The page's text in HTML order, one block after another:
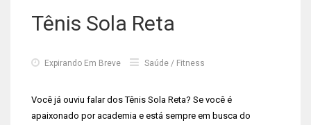
Tênis Sola Reta
Expirando Em Breve Saúde / Fitness
Você já ouviu falar dos Tênis Sola Reta? Se você é
apaixonado por academia e está sempre em busca do